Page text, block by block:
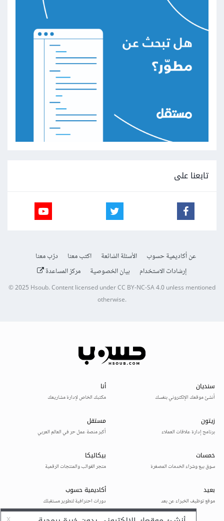
تابعنا على
عن أكاديمية حسوب الأسئلة الشائعة اكتب معنا
درّب معنا
إرشادات الاستخدام
بيان الخصوصية مركز المساعدة
© 2025Hsoub.Content licensed underCC BY-NC-SA 4.0unless mentioned
otherwise.